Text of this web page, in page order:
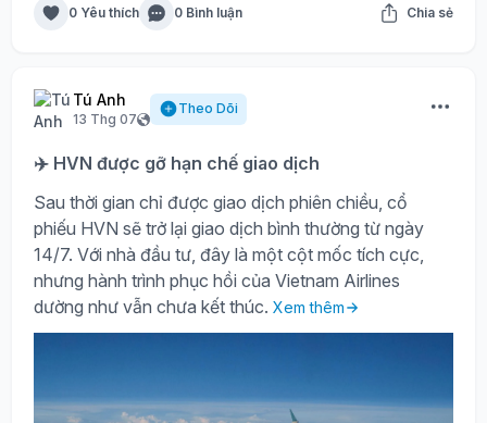
0 Yêu thích 0 Bình luận Chia sẻ
Tú Anh
13 Thg 07
Theo Dõi
✈️ HVN được gỡ hạn chế giao dịch
Sau thời gian chỉ được giao dịch phiên chiều, cổ
phiếu HVN sẽ trở lại giao dịch bình thường từ ngày
14/7. Với nhà đầu tư, đây là một cột mốc tích cực,
nhưng hành trình phục hồi của Vietnam Airlines
dường như vẫn chưa kết thúc. Xem thêm